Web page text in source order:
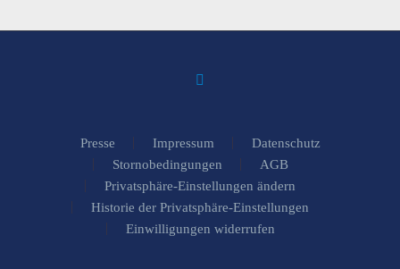
Presse Impressum
Datenschutz
Stornobedingungen
AGB
Privatsphäre-Einstellungen ändern
Historie der Privatsphäre-Einstellungen
Einwilligungen widerrufen